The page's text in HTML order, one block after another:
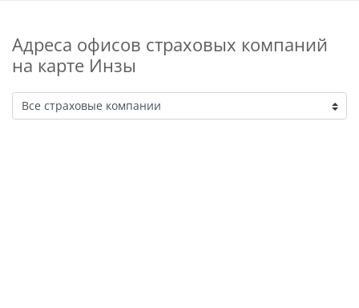
Адреса офисов страховых компаний
на карте Инзы